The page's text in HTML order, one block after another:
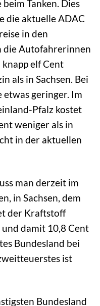
Tanken. Dies
die aktuelle ADAC
in den
die Autofahrerinnen
elf Cent
als in Sachsen. Bei
etwas geringer. Im
Pfalz kostet
weniger als in
in der aktuellen
man derzeit im
in Sachsen, dem
der Kraftstoff
damit 10,8 Cent
Bundesland bei
ist
Bundesland